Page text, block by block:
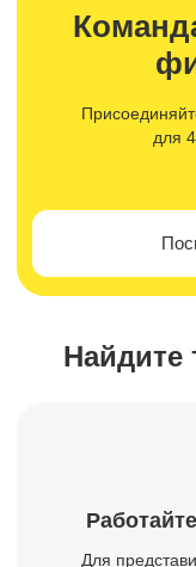
для
Найдите
Для